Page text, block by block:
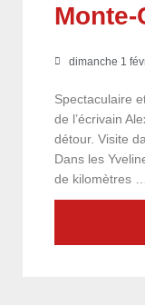
dimanche 1
Spectaculaire
de l’écrivain
détour. Visite
Dans les
de kilomètres …